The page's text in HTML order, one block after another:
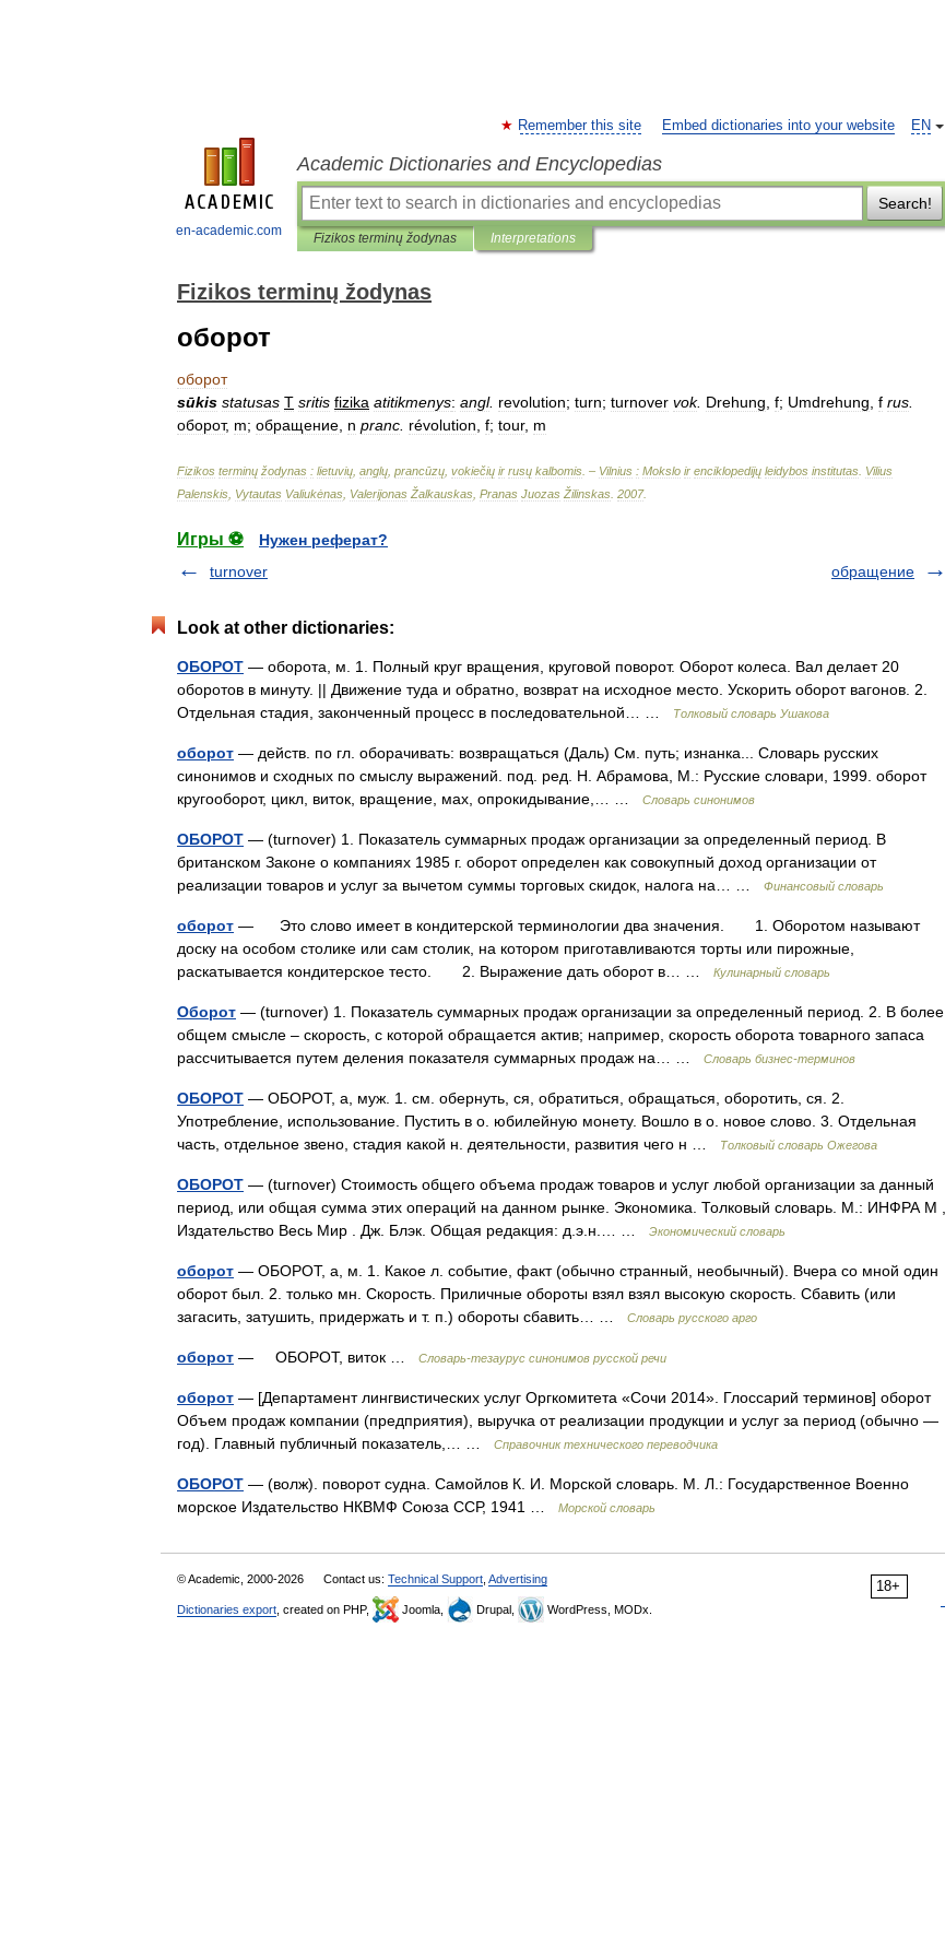
en-academic.com
EN
Remember this site Embed dictionaries into your website
Academic Dictionaries and Encyclopedias
Search!
Fizikos terminų žodynas Interpretations
Fizikos terminų žodynas
оборот
оборот
sūkis statusas T sritis fizika atitikmenys: angl. revolution; turn; turnover vok. Drehung f; Umdrehung f rus
оборот, m; обращение n pranc révolution f; tour, m
Fizikos terminų žodynas : lietuvių anglų prancūzų vokiečių ir rusų kalbomis . – Vilnius : Mokslo ir enciklopedijų leidybos institutas Vilius
Palenskis Vytautas Valiukėnas Valerijonas Žalkauskas Pranas Juozas Žilinskas 2007.
Игры ⚽
Нужен реферат?
turnover
обращение
Look at other dictionaries:
ОБОРОТ — оборота, м. 1. Полный круг вращения, круговой поворот. Оборот колеса. Вал делает 20
оборотов в минуту. || Движение туда и обратно, возврат на исходное место. Ускорить оборот вагонов. 2.
Отдельная стадия, законченный процесс в последовательной… …
Толковый словарь Ушакова
оборот — действ. по гл. оборачивать: возвращаться (Даль) См. путь; изнанка... Словарь русских
синонимов и сходных по смыслу выражений. под. ред. Н. Абрамова, М.: Русские словари, 1999. оборот
кругооборот, цикл, виток, вращение, мах, опрокидывание,… …
Словарь синонимов
ОБОРОТ — (turnover) 1. Показатель суммарных продаж организации за определенный период. В
британском Законе о компаниях 1985 г. оборот определен как совокупный доход организации от
реализации товаров и услуг за вычетом суммы торговых скидок, налога на… …
Финансовый словарь
оборот — Это слово имеет в кондитерской терминологии два значения. 1. Оборотом называют
доску на особом столике или сам столик, на котором приготавливаются торты или пирожные,
раскатывается кондитерское тесто. 2. Выражение дать оборот в… …
Кулинарный словарь
Оборот — (turnover) 1. Показатель суммарных продаж организации за определенный период. 2. В более
общем смысле – скорость, с которой обращается актив; например, скорость оборота товарного запаса
рассчитывается путем деления показателя суммарных продаж на… …
Словарь бизнес-терминов
ОБОРОТ — ОБОРОТ, а, муж. 1. см. обернуть, ся, обратиться, обращаться, оборотить, ся. 2.
Употребление, использование. Пустить в о. юбилейную монету. Вошло в о. новое слово. 3. Отдельная
часть, отдельное звено, стадия какой н. деятельности, развития чего н …
Толковый словарь Ожегова
ОБОРОТ — (turnover) Стоимость общего объема продаж товаров и услуг любой организации за данный
период, или общая сумма этих операций на данном рынке. Экономика. Толковый словарь. М.: ИНФРА М ,
Издательство Весь Мир . Дж. Блэк. Общая редакция: д.э.н.… …
Экономический словарь
оборот — ОБОРОТ, а, м. 1. Какое л. событие, факт (обычно странный, необычный). Вчера со мной один
оборот был. 2. только мн. Скорость. Приличные обороты взял взял высокую скорость. Сбавить (или
загасить, затушить, придержать и т. п.) обороты сбавить… …
Словарь русского арго
оборот — ОБОРОТ, виток … Словарь-тезаурус синонимов русской речи
оборот — [Департамент лингвистических услуг Оргкомитета «Сочи 2014». Глоссарий терминов] оборот
Объем продаж компании (предприятия), выручка от реализации продукции и услуг за период (обычно —
год). Главный публичный показатель,… …
Справочник технического переводчика
ОБОРОТ — (волж). поворот судна. Самойлов К. И. Морской словарь. М. Л.: Государственное Военно
морское Издательство НКВМФ Союза ССР, 1941 …
Морской словарь
18+
© Academic, 2000-2026 Contact us: Technical Support Advertising
Dictionaries export , created on PHP, Joomla, Drupal, WordPress, MODx.